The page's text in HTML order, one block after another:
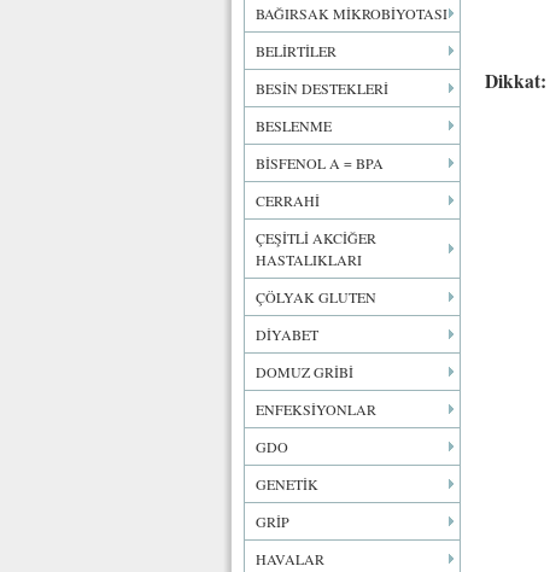
BAĞIRSAK MİKROBİYOTASI
BELİRTİLER
BESİN DESTEKLERİ
BESLENME
BİSFENOL A = BPA
CERRAHİ
ÇEŞİTLİ AKCİĞER
HASTALIKLARI
ÇÖLYAK GLUTEN
DİYABET
DOMUZ GRİBİ
ENFEKSİYONLAR
GDO
GENETİK
GRİP
HAVALAR
Dikkat: